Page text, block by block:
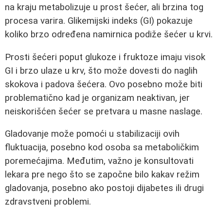
na kraju metabolizuje u prost šećer, ali brzina tog
procesa varira. Glikemijski indeks (GI) pokazuje
koliko brzo određena namirnica podiže šećer u krvi.
Prosti šećeri poput glukoze i fruktoze imaju visok
GI i brzo ulaze u krv, što može dovesti do naglih
skokova i padova šećera. Ovo posebno može biti
problematično kad je organizam neaktivan, jer
neiskorišćen šećer se pretvara u masne naslage.
Gladovanje može pomoći u stabilizaciji ovih
fluktuacija, posebno kod osoba sa metaboličkim
poremećajima. Međutim, važno je konsultovati
lekara pre nego što se započne bilo kakav režim
gladovanja, posebno ako postoji dijabetes ili drugi
zdravstveni problemi.